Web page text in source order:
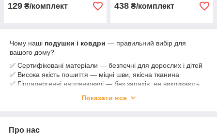
129 ₴/комплект 438 ₴/комплект
Чому наші подушки і ковдри — правильний вибір для
вашого дому?
✅ Сертифіковані матеріали — безпечні для дорослих і дітей
✅ Висока якість пошиття — міцні шви, якісна тканина
✅ Гіпоалергенні наповнювачі — без запахів, не викликають
✅ Доступні розміри: 50×70, 70×70, 140×205, 200×220 тощо
📞 Консультація щодо вибору типу подушки або ковдри
Показати все
Про нас